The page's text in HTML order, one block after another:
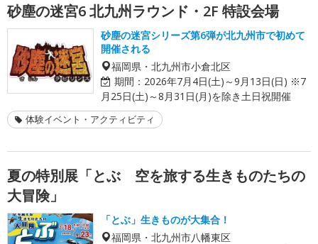
砂塵の迷宮6 北九州ラウンド・2F 特設会場
砂塵の迷宮シリーズ第6弾が北九州市で初めて
開催される
福岡県・北九州市小倉北区
期間： 2026年7月4日(土)～9月13日(日) ※7
月25日(土)～8月31日(月)を除き土日祝開催
体験イベント・アクティビティ
夏の特別展「とぶ 空を旅する生きものたちの
大冒険」
「とぶ」生きものが大集合！
福岡県・北九州市八幡東区